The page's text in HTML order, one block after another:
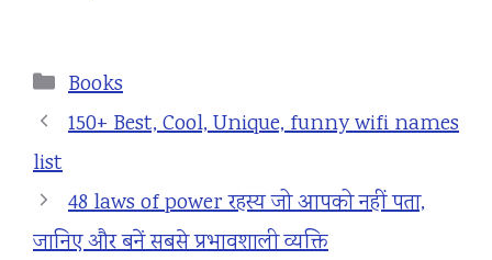
Categories
Books
150+ Best, Cool, Unique, funny wifi names
list
48 laws of power रहस्य जो आपको नहीं पता,
जानिए और बनें सबसे प्रभावशाली व्यक्ति